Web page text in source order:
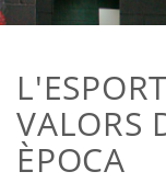
VALORS
ÈPOCA